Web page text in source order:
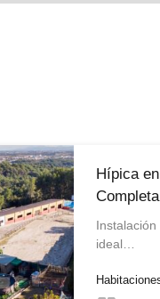
Hípica
Completa
Instalación
ideal…